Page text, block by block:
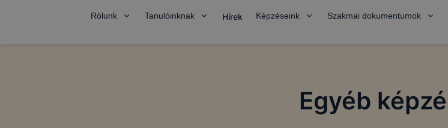
Rólunk Tanulóinknak Hírek Képzéseink Szakmai dokumentumok
Egyéb